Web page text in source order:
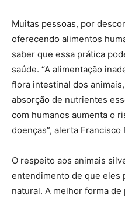
Muitas pessoas, por
oferecendo alimentos
saber que essa prática
saúde. “A alimentação
flora intestinal dos
absorção de nutrientes
com humanos aumenta o
doenças”, alerta Francisco
O respeito aos animais
entendimento de que eles
natural. A melhor forma